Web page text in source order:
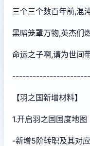
三个三个数百年前,混
黑暗笼罩万物,英杰们
命运之子啊,请为世间
【羽之国新增材料】
1.开启羽之国国度地图
-新增5阶转职及其对